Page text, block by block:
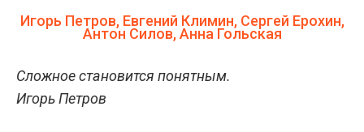
Игорь Петров, Евгений Климин, Сергей Ерохин,
Антон Силов, Анна Гольская
Сложное становится понятным.
Игорь Петров